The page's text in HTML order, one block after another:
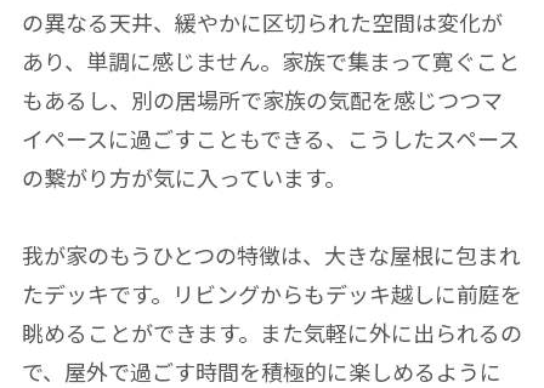
の異なる天井、緩やかに区切られた空間は変化が
あり、単調に感じません。家族で集まって寛ぐこと
もあるし、別の居場所で家族の気配を感じつつマ
イペースに過ごすこともできる、こうしたスペース
の繋がり方が気に入っています。
我が家のもうひとつの特徴は、大きな屋根に包まれ
たデッキです。リビングからもデッキ越しに前庭を
眺めることができます。また気軽に外に出られるの
で、屋外で過ごす時間を積極的に楽しめるように